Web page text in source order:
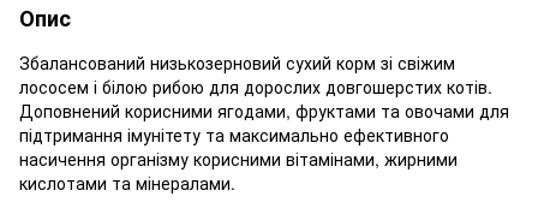
Опис
Збалансований низькозерновий сухий корм зі свіжим
лососем і білою рибою для дорослих довгошерстих котів.
Доповнений корисними ягодами, фруктами та овочами для
підтримання імунітету та максимально ефективного
насичення організму корисними вітамінами, жирними
кислотами та мінералами.